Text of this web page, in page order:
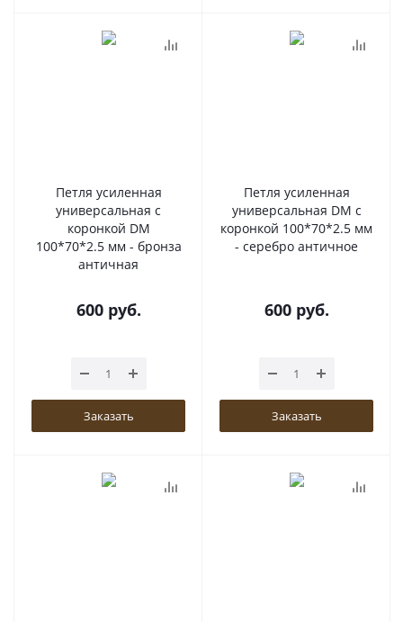
Петля усиленная
универсальная с
коронкой DM
100*70*2.5 мм - бронза
античная
600 руб.
Заказать
Петля усиленная
универсальная DM с
коронкой 100*70*2.5 мм
- серебро античное
600 руб.
Заказать